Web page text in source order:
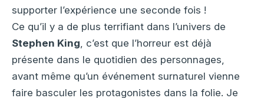
supporter l’expérience une seconde fois !
Ce qu’il y a de plus terrifiant dans l’univers de
Stephen King , c’est que l’horreur est déjà
présente dans le quotidien des personnages,
avant même qu’un événement surnaturel vienne
faire basculer les protagonistes dans la folie. Je